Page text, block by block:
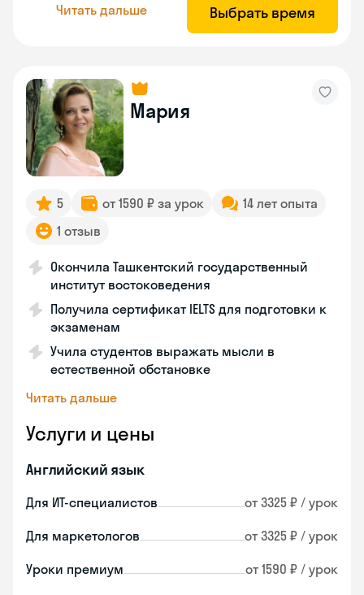
Читать дальше Выбрать время
Мария
5 от 1590 ₽ за урок
14 лет опыта
1 отзыв
Окончила Ташкентский государственный
институт востоковедения
Получила сертификат IELTS для подготовки к
экзаменам
Учила студентов выражать мысли в
естественной обстановке
Читать дальше
Услуги и цены
Английский язык
Для ИТ-специалистов от 3325 ₽ / урок
Для маркетологов от 3325 ₽ / урок
Уроки премиум от 1590 ₽ / урок